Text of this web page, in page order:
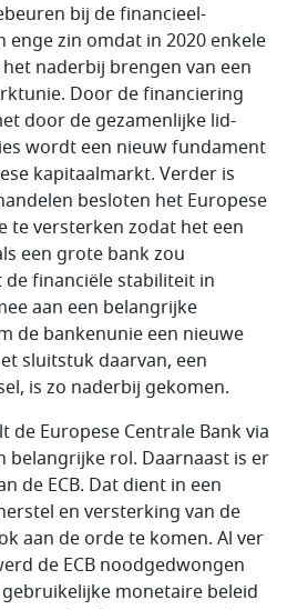
bij de financieel-
enge zin omdat in 2020 enkele
naderbij brengen van een
Door de financiering
door de gezamenlijke lid-
wordt een nieuw fundament
kapitaalmarkt. Verder is
besloten het Europese
te versterken zodat het een
een grote bank zou
financiële stabiliteit in
aan een belangrijke
de bankenunie een nieuwe
sluitstuk daarvan, een
is zo naderbij gekomen.
de Europese Centrale Bank via
belangrijke rol. Daarnaast is er
de ECB. Dat dient in een
en versterking van de
aan de orde te komen. Al ver
de ECB noodgedwongen
monetaire beleid